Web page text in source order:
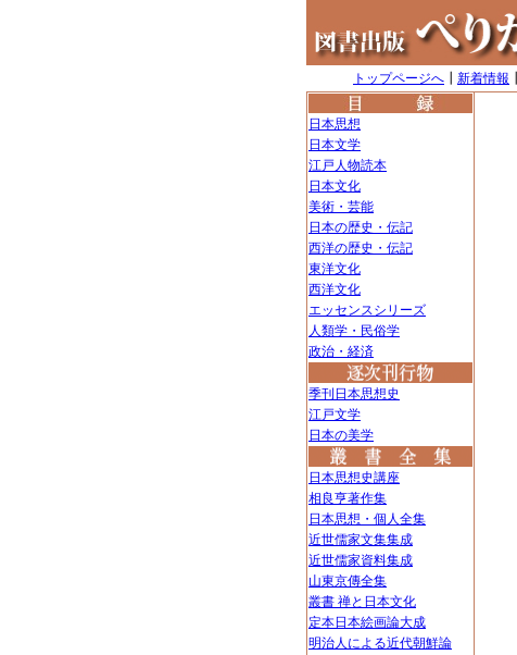
トップページへ 新着情報
日本思想
日本文学
江戸人物読本
日本文化
美術・芸能
日本の歴史・伝記
西洋の歴史・伝記
東洋文化
西洋文化
エッセンスシリーズ
人類学・民俗学
政治・経済
季刊日本思想史
江戸文学
日本の美学
日本思想史講座
相良亨著作集
日本思想・個人全集
近世儒家文集集成
近世儒家資料集成
山東京傳全集
叢書 禅と日本文化
定本日本絵画論大成
明治人による近代朝鮮論